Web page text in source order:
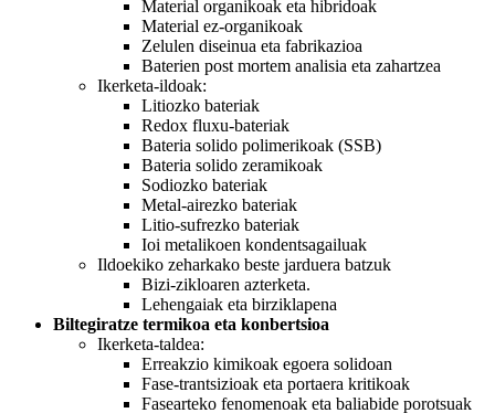
Material organikoak eta hibridoak
Material ez-organikoak
Zelulen diseinua eta fabrikazioa
Baterien post mortem analisia eta zahartzea
Ikerketa-ildoak:
Litiozko bateriak
Redox fluxu-bateriak
Bateria solido polimerikoak (SSB)
Bateria solido zeramikoak
Sodiozko bateriak
Metal-airezko bateriak
Litio-sufrezko bateriak
Ioi metalikoen kondentsagailuak
Ildoekiko zeharkako beste jarduera batzuk
Bizi-zikloaren azterketa.
Lehengaiak eta birziklapena
Biltegiratze termikoa eta konbertsioa
Ikerketa-taldea:
Erreakzio kimikoak egoera solidoan
Fase-trantsizioak eta portaera kritikoak
Fasearteko fenomenoak eta baliabide porotsuak